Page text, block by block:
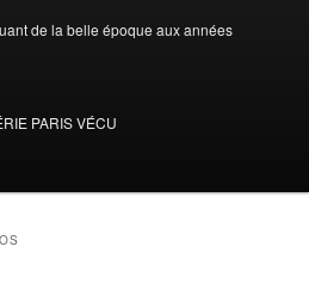
de la belle époque aux années
PARIS VÉCU
OS